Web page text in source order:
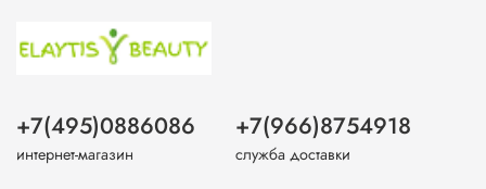
+7(495)0886086
интернет-магазин
+7(966)8754918
служба доставки